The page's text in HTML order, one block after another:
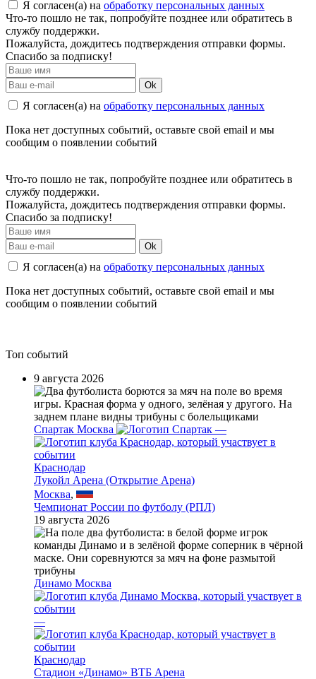
Я согласен(а) на обработку персональных данных
Что-то пошло не так, попробуйте позднее или обратитесь в
службу поддержки.
Пожалуйста, дождитесь подтверждения отправки формы.
Спасибо за подписку!
Ok
Я согласен(а) на обработку персональных данных
Пока нет доступных событий, оставьте свой email и мы
сообщим о появлении событий
Что-то пошло не так, попробуйте позднее или обратитесь в
службу поддержки.
Пожалуйста, дождитесь подтверждения отправки формы.
Спасибо за подписку!
Ok
Я согласен(а) на обработку персональных данных
Пока нет доступных событий, оставьте свой email и мы
сообщим о появлении событий
Топ событий
9 августа 2026
Спартак Москва —
Краснодар
Лукойл Арена (Открытие Арена)
Москва,
Чемпионат России по футболу (РПЛ)
19 августа 2026
Динамо Москва
—
Краснодар
Стадион «Динамо» ВТБ Арена